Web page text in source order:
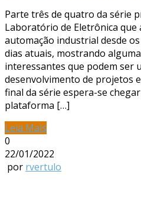
Parte três de quatro da série
Laboratório de Eletrônica
automação industrial desde
dias atuais, mostrando
interessantes que podem ser
desenvolvimento de projetos
final da série espera-se
plataforma […]
Leia Mais
0
22/01/2022
por rvertulo